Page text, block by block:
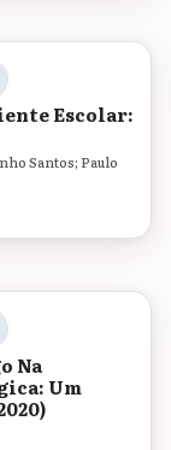
Escolar:
Santos; Paulo
Na
Um